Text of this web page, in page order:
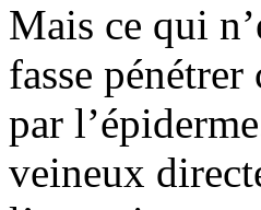
Mais ce qui
fasse pénétrer
par
veineux